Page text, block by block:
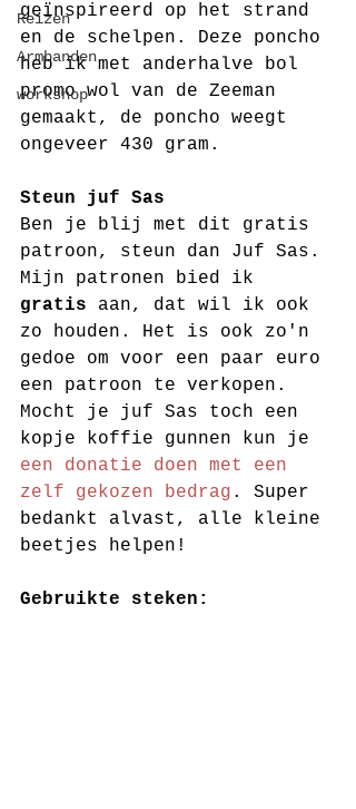
Reizen
Armbanden
workshop
geïnspireerd op het strand
en de schelpen. Deze poncho
heb ik met anderhalve bol
promo wol van de Zeeman
gemaakt, de poncho weegt
ongeveer 430 gram.
Steun juf Sas
Ben je blij met dit gratis
patroon, steun dan Juf Sas.
Mijn patronen bied ik
gratis aan, dat wil ik ook
zo houden. Het is ook zo'n
gedoe om voor een paar euro
een patroon te verkopen.
Mocht je juf Sas toch een
kopje koffie gunnen kun je
een donatie doen met een
zelf gekozen bedrag . Super
bedankt alvast, alle kleine
beetjes helpen!
Gebruikte steken: